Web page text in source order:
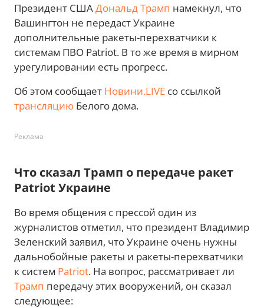
Президент СШАДональд Трамп намекнул, что
Вашингтон не передаст Украине
дополнительные ракеты-перехватчики к
системам ПВО Patriot. В то же время в мирном
урегулировании есть прогресс.
Об этом сообщает Новини.LIVE со ссылкой
трансляцию Белого дома.
Реклама
Что сказал Трамп о передаче ракет
Patriot Украине
Во время общения с прессой один из
журналистов отметил, что президент Владимир
Зеленский заявил, что Украине очень нужны
дальнобойные ракеты и ракеты-перехватчики
к систем Patriot. На вопрос, рассматривает ли
Трамп передачу этих вооружений, он сказал
следующее: